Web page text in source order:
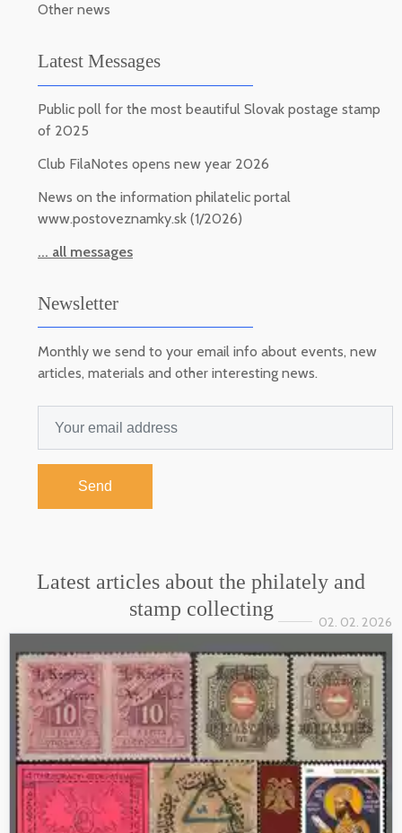
Other news
Latest Messages
Public poll for the most beautiful Slovak postage stamp
of 2025
Club FilaNotes opens new year 2026
News on the information philatelic portal
www.postoveznamky.sk (1/2026)
... all messages
Newsletter
Monthly we send to your email info about events, new
articles, materials and other interesting news.
Send
Latest articles about the philately and
stamp collecting
02. 02. 2026